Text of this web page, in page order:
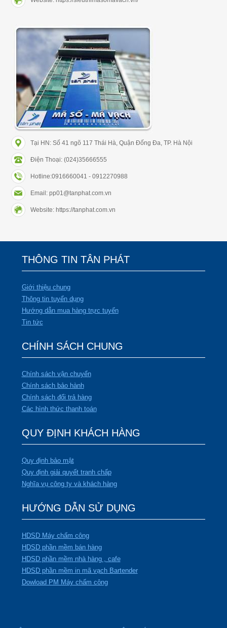
Tại HN: Số 41 ngõ 117 Thái Hà, Quận Đống Đa, TP. Hà Nội
Điện Thoại: (024)35666555
Hotline:0916660041 - 0912270988
Email: pp01@tanphat.com.vn
Website: https://tanphat.com.vn
THÔNG TIN TÂN PHÁT
Giới thiệu chung
Thông tin tuyển dụng
Hướng dẫn mua hàng trực tuyến
Tin tức
CHÍNH SÁCH CHUNG
Chính sách vận chuyển
Chính sách bảo hành
Chính sách đổi trả hàng
Các hình thức thanh toán
QUY ĐỊNH KHÁCH HÀNG
Quy định bảo mật
Quy định giải quyết tranh chấp
Nghĩa vụ công ty và khách hàng
HƯỚNG DẪN SỬ DỤNG
HDSD Máy chấm công
HDSD phần mềm bán hàng
HDSD phần mềm nhà hàng , cafe
HDSD phần mềm in mã vạch Bartender
Dowload PM Máy chấm công